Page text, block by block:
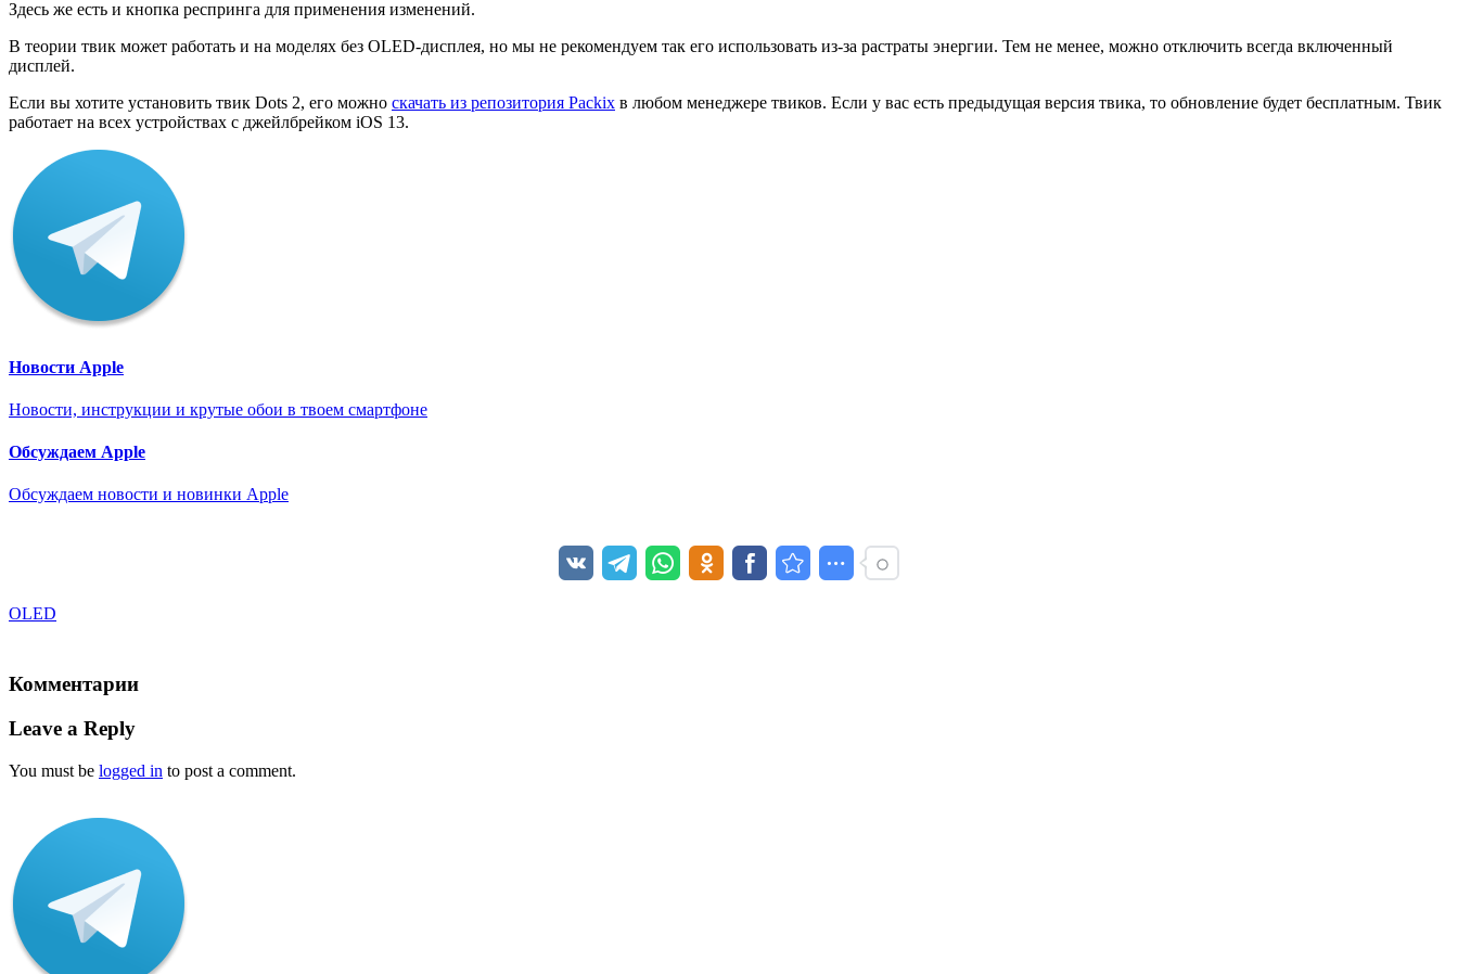
Здесь же есть и кнопка респринга для применения изменений.
В теории твик может работать и на моделях без OLED-дисплея, но мы не рекомендуем так его использовать из-за растраты энергии. Тем не менее, можно отключить всегда включенный
дисплей.
Если вы хотите установить твик Dots 2, его можно скачать из репозитория Packix в любом менеджере твиков. Если у вас есть предыдущая версия твика, то обновление будет бесплатным. Твик
работает на всех устройствах с джейлбрейком iOS 13.
Новости Apple
Новости, инструкции и крутые обои в твоем смартфоне
Обсуждаем Apple
Обсуждаем новости и новинки Apple
OLED
Комментарии
Leave a Reply
You must be logged in to post a comment.